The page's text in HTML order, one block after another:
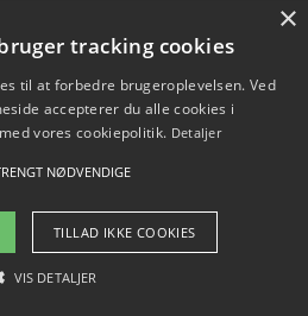
påvirker danske unges
Blog Betingelser
×
tracking cookies
til at forbedre brugeroplevelsen. Ved
accepterer du alle cookies i
vores cookiepolitik. Detaljer
NØDVENDIGE
TILLAD IKKE COOKIES
VIS DETALJER